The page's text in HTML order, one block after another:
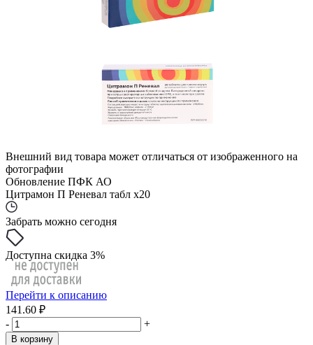
Внешний вид товара может отличаться от изображенного на
фотографии
Обновление ПФК АО
Цитрамон П Реневал табл x20
Забрать можно сегодня
Доступна скидка 3%
Перейти к описанию
141.60 ₽
-
+
В корзину